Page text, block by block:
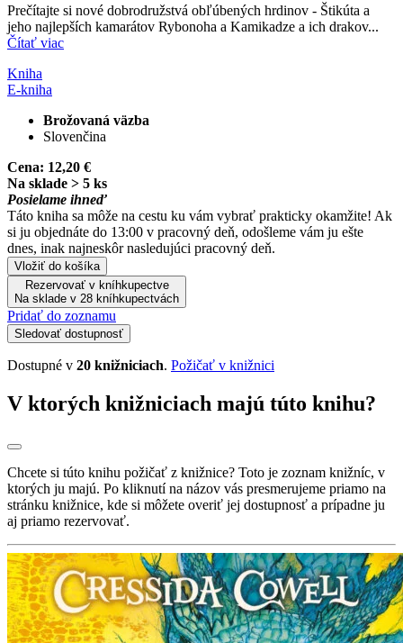
Prečítajte si nové dobrodružstvá obľúbených hrdinov - Štikúta a
jeho najlepších kamarátov Rybonoha a Kamikadze a ich drakov...
Čítať viac
Kniha
E-kniha
Brožovaná väzba
Slovenčina
Cena: 12,20 €
Na sklade > 5 ks
Posielame ihneď
Táto kniha sa môže na cestu ku vám vybrať prakticky okamžite! Ak
si ju objednáte do 13:00 v pracovný deň, odošleme vám ju ešte
dnes, inak najneskôr nasledujúci pracovný deň.
Vložiť do košíka
Rezervovať v kníhkupectve
Na sklade v 28 kníhkupectvách
Pridať do zoznamu
Sledovať dostupnosť
Dostupné v 20 knižniciach. Požičať v knižnici
V ktorých knižniciach majú túto knihu?
Chcete si túto knihu požičať z knižnice? Toto je zoznam knižníc, v
ktorých ju majú. Po kliknutí na názov vás presmerujeme priamo na
stránku knižnice, kde si môžete overiť jej dostupnosť a prípadne ju
aj priamo rezervovať.